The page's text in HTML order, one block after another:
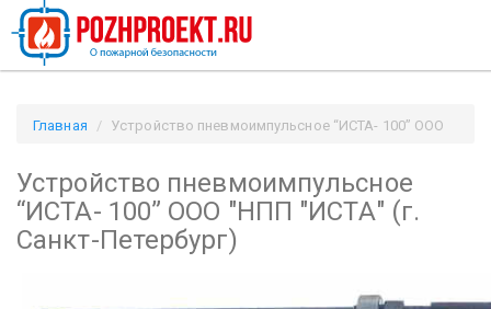
Главная
Устройство пневмоимпульсное “ИСТА- 100” ООО
Устройство пневмоимпульсное
“ИСТА- 100” ООО "НПП "ИСТА" (г.
Санкт-Петербург)